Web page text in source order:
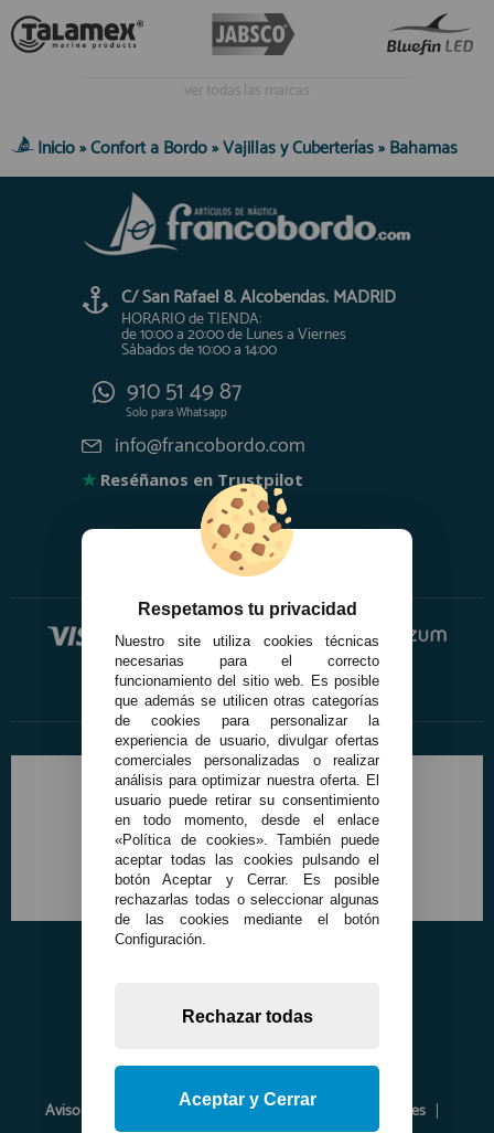
ver todas las marcas
Inicio»Confort a Bordo»Vajillas y Cuberterías»Bahamas
C/ San Rafael 8. Alcobendas. MADRID
HORARIO de TIENDA:
de 10:00 a 20:00 de Lunes a Viernes
Sábados de 10:00 a 14:00
910 51 49 87
Solo paraWhatsapp
info@francobordo.com
★ Reséñanos en Trustpilot
Aviso Legal Política de Privacidad
Política de Cookies
Respetamos tu privacidad
Nuestro site utiliza cookies técnicas
necesarias para el correcto
funcionamiento del sitio web. Es posible
que además se utilicen otras categorías
de cookies para personalizar la
experiencia de usuario, divulgar ofertas
comerciales personalizadas o realizar
análisis para optimizar nuestra oferta. El
usuario puede retirar su consentimiento
en todo momento, desde el enlace
«Política de cookies». También puede
aceptar todas las cookies pulsando el
botón Aceptar y Cerrar. Es posible
rechazarlas todas o seleccionar algunas
de las cookies mediante el botón
Configuración.
Rechazar todas
Aceptar y Cerrar